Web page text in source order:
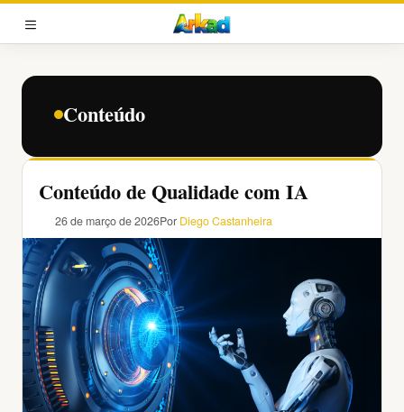
Pular
para
conteúdo
MENU
Conteúdo
Conteúdo de Qualidade com IA
26 de março de 2026Por Diego Castanheira